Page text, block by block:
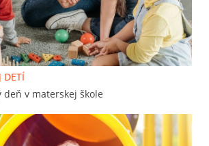
DETÍ
v materskej škole